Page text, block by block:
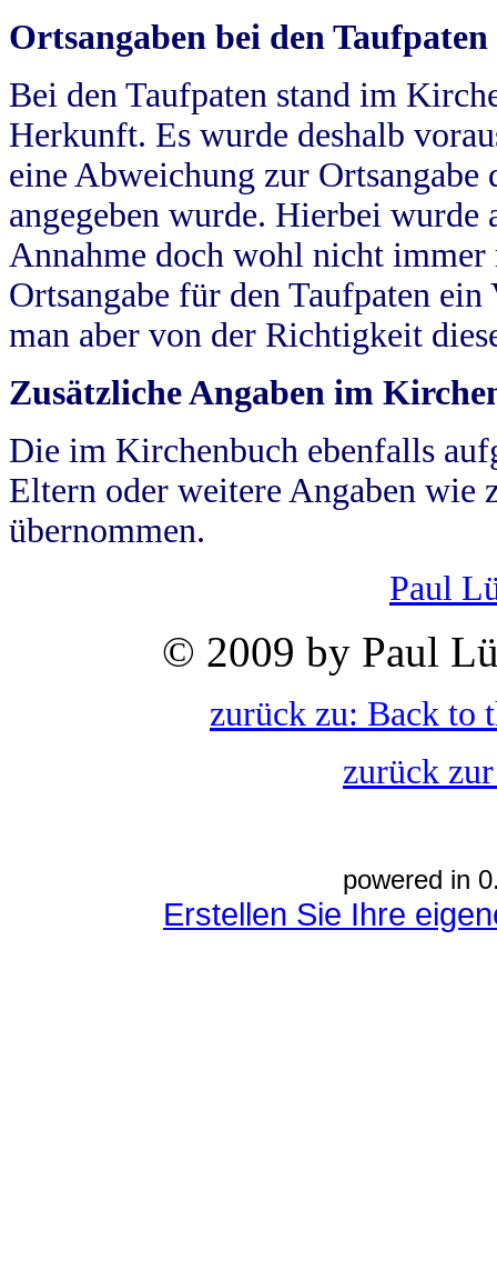
Ortsangaben bei den Taufpaten
Bei den Taufpaten stand im
Herkunft. Es wurde deshalb
eine Abweichung zur
angegeben wurde. Hierbei wurde
Annahme doch wohl nicht
Ortsangabe für den Taufpaten
man aber von der Richtigkeit
Zusätzliche Angaben im
Die im Kirchenbuch ebenfalls
Eltern oder weitere Angaben wie
übernommen.
Paul
© 2009 by Paul
zurück zu: Back to
zurück
powered in
Erstellen Sie Ihre